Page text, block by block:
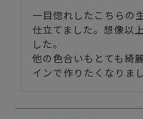
一目惚れしたこちらの
仕立てました。想像以
した。
他の色合いもとても綺